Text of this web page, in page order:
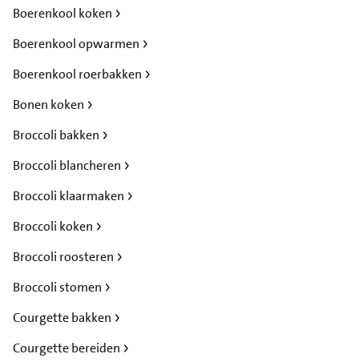
Boerenkool koken
Boerenkool opwarmen
Boerenkool roerbakken
Bonen koken
Broccoli bakken
Broccoli blancheren
Broccoli klaarmaken
Broccoli koken
Broccoli roosteren
Broccoli stomen
Courgette bakken
Courgette bereiden